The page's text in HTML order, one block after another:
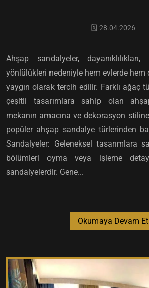
🗓️ 28.04.2026
Ahşap sandalyeler,
yönlülükleri nedeniyle hem evlerde
yaygın olarak tercih edilir. Farklı ağaç
çeşitli tasarımlara sahip olan
mekanın amacına ve dekorasyon
popüler ahşap sandalye türlerinden
Sandalyeler: Geleneksel tasarımlara
bölümleri oyma veya işleme
sandalyelerdir. Gene...
Okumaya Devam Et